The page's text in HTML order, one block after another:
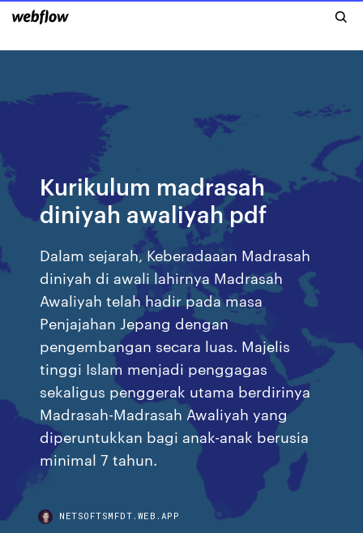
Kurikulum madrasah
diniyah awaliyah pdf
Dalam sejarah, Keberadaaan Madrasah
diniyah di awali lahirnya Madrasah
Awaliyah telah hadir pada masa
Penjajahan Jepang dengan
pengembangan secara luas. Majelis
tinggi Islam menjadi penggagas
sekaligus penggerak utama berdirinya
Madrasah-Madrasah Awaliyah yang
diperuntukkan bagi anak-anak berusia
minimal 7 tahun.
NETSOFTSMFDT.WEB.APP